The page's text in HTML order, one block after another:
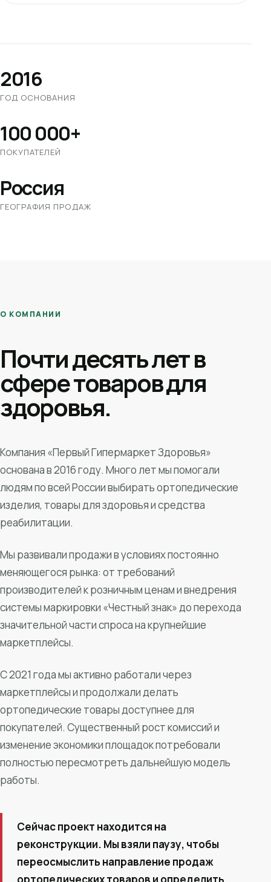
2016
ГОД ОСНОВАНИЯ
100 000+
ПОКУПАТЕЛЕЙ
Россия
ГЕОГРАФИЯ ПРОДАЖ
О КОМПАНИИ
Почти десять лет в
сфере товаров для
здоровья.
Компания «Первый Гипермаркет Здоровья»
основана в 2016 году. Много лет мы помогали
людям по всей России выбирать ортопедические
изделия, товары для здоровья и средства
реабилитации.
Мы развивали продажи в условиях постоянно
меняющегося рынка: от требований
производителей к розничным ценам и внедрения
системы маркировки «Честный знак» до перехода
значительной части спроса на крупнейшие
маркетплейсы.
С 2021 года мы активно работали через
маркетплейсы и продолжали делать
ортопедические товары доступнее для
покупателей. Существенный рост комиссий и
изменение экономики площадок потребовали
полностью пересмотреть дальнейшую модель
работы.
Сейчас проект находится на
реконструкции. Мы взяли паузу, чтобы
переосмыслить направление продаж